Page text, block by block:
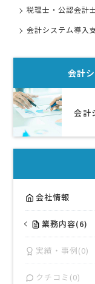
税理士・公認会計
会計システム導入
会計
会計
会社情報
業務内容(6)
実績・事例(0)
クチコミ(0)